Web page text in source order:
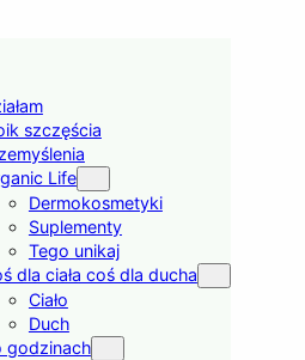
szczęścia
Life
Dermokosmetyki
Suplementy
Tego unikaj
dla ciała coś dla ducha
Ciało
Duch
godzinach